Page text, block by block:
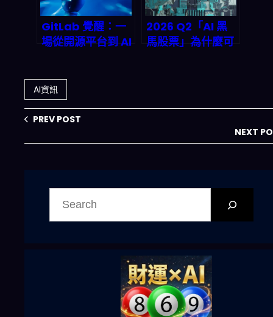
GitLab 覺醒：一
場從開源平台到 AI
倍？
2026 Q2「AI 黑
馬股票」為什麼可
AI資訊
PREV POST
NEXT